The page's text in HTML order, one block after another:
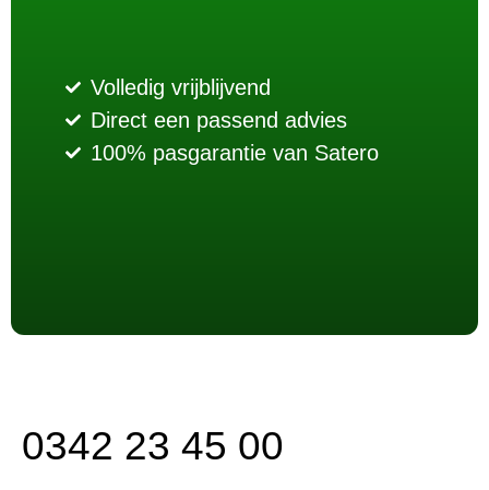
Volledig vrijblijvend
Direct een passend advies
100% pasgarantie van Satero
0342 23 45 00